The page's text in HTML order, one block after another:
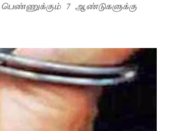
பெண்ணுக்கும் 7 ஆண்டுகளுக்கு